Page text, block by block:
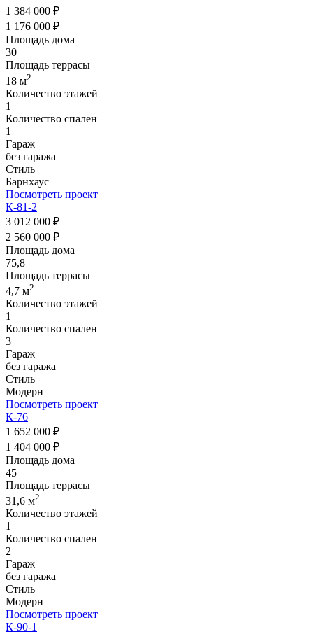
1 384 000 ₽
1 176 000 ₽
Площадь дома
30
Площадь террасы
18 м2
Количество этажей
1
Количество спален
1
Гараж
без гаража
Стиль
Барнхаус
Посмотреть проект
К-81-2
3 012 000 ₽
2 560 000 ₽
Площадь дома
75,8
Площадь террасы
4,7 м2
Количество этажей
1
Количество спален
3
Гараж
без гаража
Стиль
Модерн
Посмотреть проект
К-76
1 652 000 ₽
1 404 000 ₽
Площадь дома
45
Площадь террасы
31,6 м2
Количество этажей
1
Количество спален
2
Гараж
без гаража
Стиль
Модерн
Посмотреть проект
К-90-1